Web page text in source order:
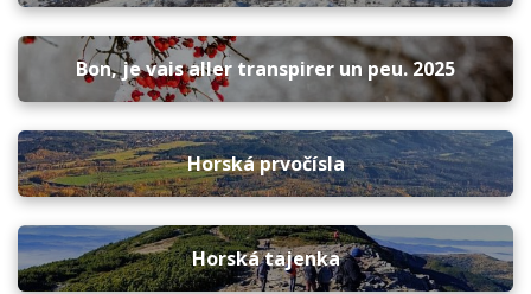
Bon, je vais aller transpirer un peu. 2025
Horská prvočísla
Horská tajenka